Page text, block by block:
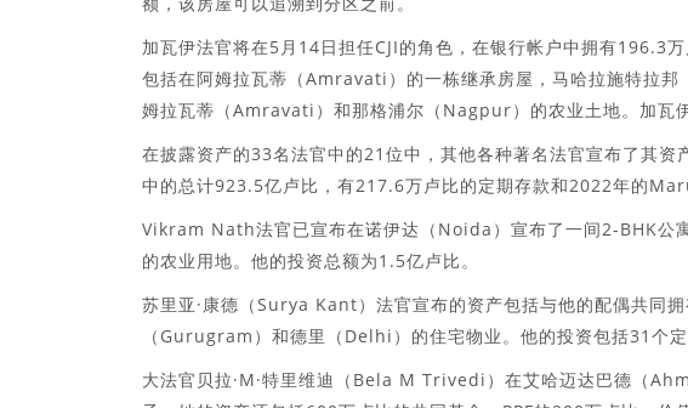
加瓦伊法官将在5月14日担任CJI的角色，在银行帐户中拥有196.3
包括在阿姆拉瓦蒂（Amravati）的一栋继承房屋，马哈拉施特拉
姆拉瓦蒂（Amravati）和那格浦尔（Nagpur）的农业土地。加瓦
在披露资产的33名法官中的21位中，其他各种著名法官宣布了其
中的总计923.5亿卢比，有217.6万卢比的定期存款和2022年的
Vikram Nath法官已宣布在诺伊达（Noida）宣布了一间2-BHK公
的农业用地。他的投资总额为1.5亿卢比。
苏里亚·康德（Surya Kant）法官宣布的资产包括与他的配偶共同
（Gurugram）和德里（Delhi）的住宅物业。他的投资包括31个
大法官贝拉·M·特里维迪（Bela M Trivedi）在艾哈迈达巴德（